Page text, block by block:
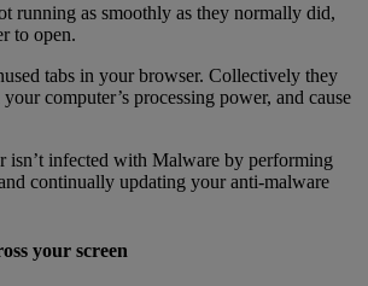
running as smoothly as they normally did,
to open.
tabs in your browser. Collectively they
computer’s processing power, and cause
isn’t infected with Malware by performing
continually updating your anti-malware
your screen